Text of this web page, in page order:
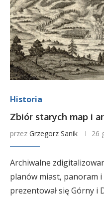
Historia
Zbiór starych map i
przez Grzegorz Sanik 26
Archiwalne
planów miast, panoram i
prezentował się Górny i